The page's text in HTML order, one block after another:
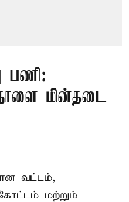
பணி:
நாளை மின்தடை
வட்டம்,
கோட்டம் மற்றும்